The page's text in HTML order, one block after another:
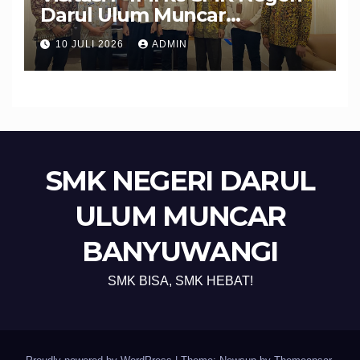
Darul Ulum Muncar
Banyuwangi Perkuat Sinergi
Edukasi dan Perlindungan
Calon Pekerja Migran
10 JULI 2026 ADMIN
SMK NEGERI DARUL
ULUM MUNCAR
BANYUWANGI
SMK BISA, SMK HEBAT!